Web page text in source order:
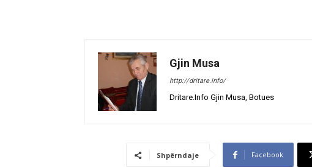
Gjin Musa
http://dritare.info/
Dritare.Info Gjin Musa, Botues
Shpërndaje Facebook